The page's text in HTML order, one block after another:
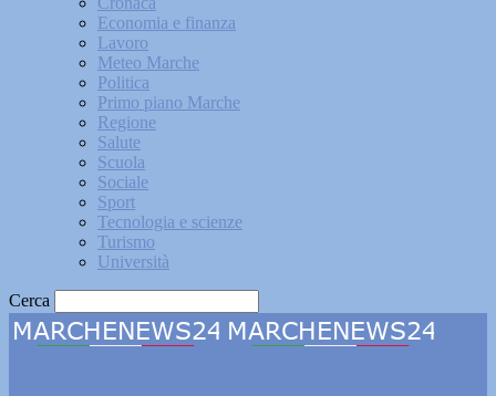
Economia e finanza
Lavoro
Meteo Marche
Politica
Primo piano Marche
Regione
Salute
Scuola
Sociale
Sport
Tecnologia e scienze
Turismo
Università
Cerca